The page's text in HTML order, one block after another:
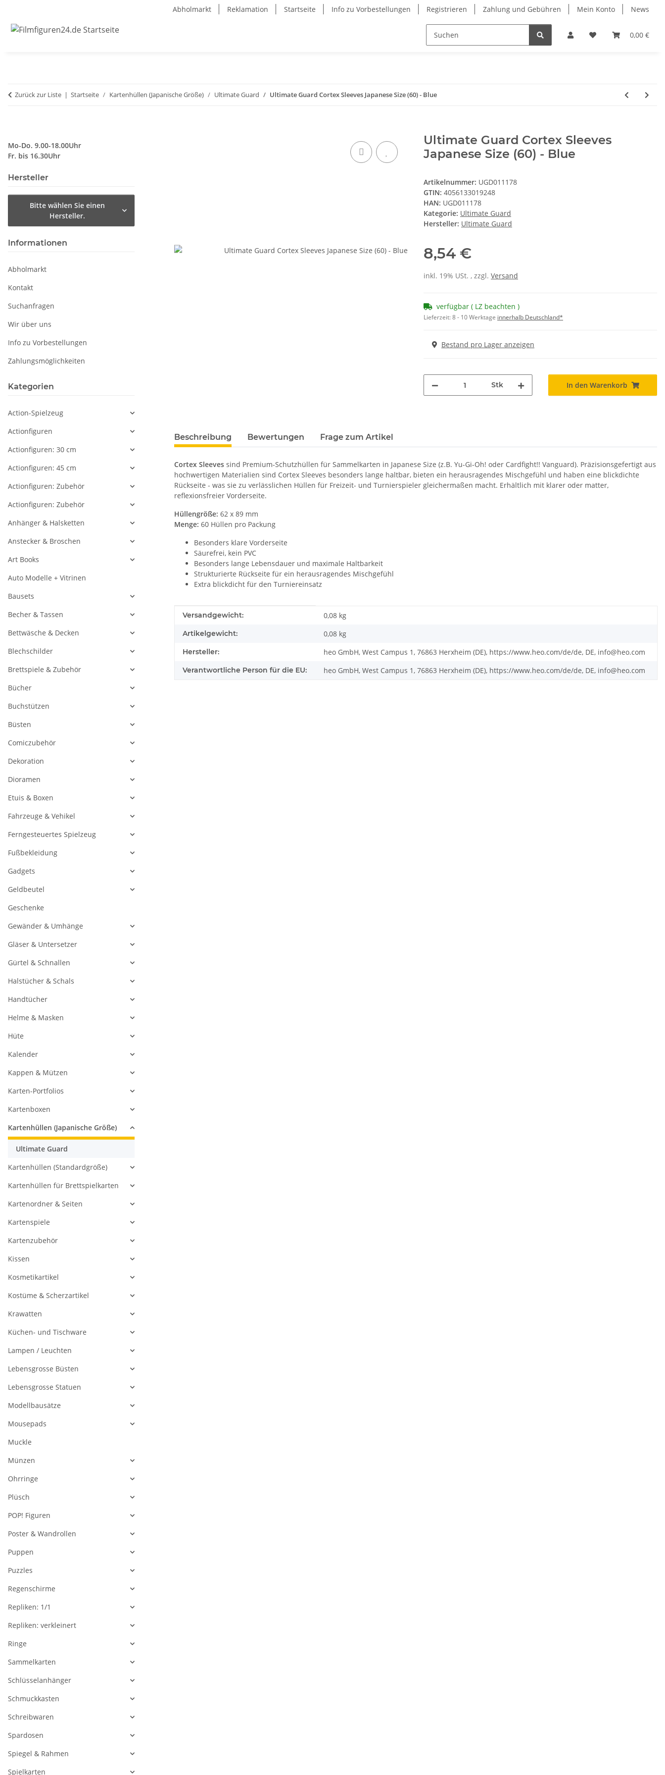
Abholmarkt Reklamation Startseite Info zu Vorbestellungen Registrieren Zahlung und Gebühren Mein Konto News
0,00 €
Zurück zur Liste Startseite Kartenhüllen (Japanische Größe) Ultimate Guard Ultimate Guard Cortex Sleeves Japanese Size (60) - Blue
Ultimate Guard Cortex Sleeves
Japanese Size (60) - Blue
Artikelnummer: UGD011178
GTIN: 4056133019248
HAN: UGD011178
Kategorie: Ultimate Guard
Hersteller: Ultimate Guard
8,54 €
inkl. 19% USt. , zzgl. Versand
verfügbar ( LZ beachten )
Lieferzeit:8 - 10 Werktage innerhalb Deutschland*
Bestand pro Lager anzeigen
Stk In den Warenkorb
weitere Registerkarten anzeigen
Beschreibung Bewertungen Frage zum Artikel
Cortex Sleeves sind Premium-Schutzhüllen für Sammelkarten in Japanese Size (z.B. Yu-Gi-Oh! oder Cardfight!! Vanguard). Präzisionsgefertigt aus
hochwertigen Materialien sind Cortex Sleeves besonders lange haltbar, bieten ein herausragendes Mischgefühl und haben eine blickdichte
Rückseite - was sie zu verlässlichen Hüllen für Freizeit- und Turnierspieler gleichermaßen macht. Erhältlich mit klarer oder matter,
reflexionsfreier Vorderseite.
Hüllengröße: 62 x 89 mm
Menge: 60 Hüllen pro Packung
Besonders klare Vorderseite
Säurefrei, kein PVC
Besonders lange Lebensdauer und maximale Haltbarkeit
Strukturierte Rückseite für ein herausragendes Mischgefühl
Extra blickdicht für den Turniereinsatz
Produkteigenschaft
Wert
Versandgewicht: 0,08 kg
Artikelgewicht: 0,08 kg
Hersteller: heo GmbH, West Campus 1, 76863 Herxheim (DE), https://www.heo.com/de/de, DE, info@heo.com
Verantwortliche Person für die EU: heo GmbH, West Campus 1, 76863 Herxheim (DE), https://www.heo.com/de/de, DE, info@heo.com
Mo-Do. 9.00-18.00Uhr
Fr. bis 16.30Uhr
Hersteller
Bitte wählen Sie einen
Hersteller.
Informationen
Abholmarkt
Kontakt
Suchanfragen
Wir über uns
Info zu Vorbestellungen
Zahlungsmöglichkeiten
Kategorien
Action-Spielzeug
Actionfiguren
Actionfiguren: 30 cm
Actionfiguren: 45 cm
Actionfiguren: Zubehör
Actionfiguren: Zubehör
Anhänger & Halsketten
Anstecker & Broschen
Art Books
Auto Modelle + Vitrinen
Bausets
Becher & Tassen
Bettwäsche & Decken
Blechschilder
Brettspiele & Zubehör
Bücher
Buchstützen
Büsten
Comiczubehör
Dekoration
Dioramen
Etuis & Boxen
Fahrzeuge & Vehikel
Ferngesteuertes Spielzeug
Fußbekleidung
Gadgets
Geldbeutel
Geschenke
Gewänder & Umhänge
Gläser & Untersetzer
Gürtel & Schnallen
Halstücher & Schals
Handtücher
Helme & Masken
Hüte
Kalender
Kappen & Mützen
Karten-Portfolios
Kartenboxen
Kartenhüllen (Japanische Größe)
Ultimate Guard
Kartenhüllen (Standardgröße)
Kartenhüllen für Brettspielkarten
Kartenordner & Seiten
Kartenspiele
Kartenzubehör
Kissen
Kosmetikartikel
Kostüme & Scherzartikel
Krawatten
Küchen- und Tischware
Lampen / Leuchten
Lebensgrosse Büsten
Lebensgrosse Statuen
Modellbausätze
Mousepads
Muckle
Münzen
Ohrringe
Plüsch
POP! Figuren
Poster & Wandrollen
Puppen
Puzzles
Regenschirme
Repliken: 1/1
Repliken: verkleinert
Ringe
Sammelkarten
Schlüsselanhänger
Schmuckkasten
Schreibwaren
Spardosen
Spiegel & Rahmen
Spielkarten